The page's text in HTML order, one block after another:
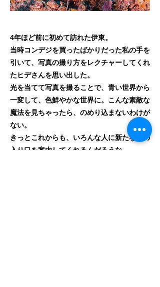
4年ほど前に初めて訪れた伊東。
当時コンデジを買ったばかりだった私の手を
引いて、写真の撮り方をレクチャーしてくれ
たヒデさんを思い出した。
光を当てて写真を撮ることで、青い世界から
一変して、色鮮やかな世界に。こんな素敵な
魔法を見ちゃったら、のめり込まないわけが
ない。
きっとこれからも、いろんな人に新たな扉の
入り口を案内してくれるんだろうな。